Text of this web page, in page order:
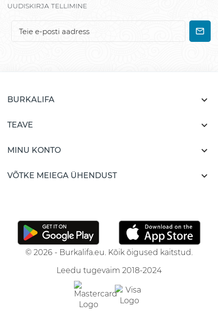
UUDISKIRJA TELLIMINE
BURKALIFA 
TEAVE 
MINU KONTO 
VÕTKE MEIEGA ÜHENDUST 
© 2026 - Burkalifa.eu. Kõik õigused kaitstud.
Leedu tugevaim 2018-2024